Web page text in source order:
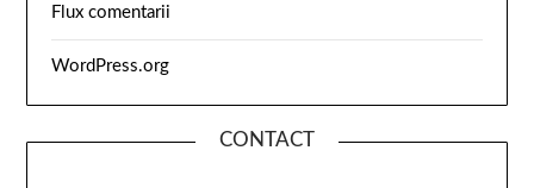
Flux comentarii
WordPress.org
CONTACT